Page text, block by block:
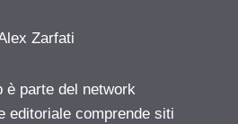
Zarfati
è parte del network
editoriale comprende siti